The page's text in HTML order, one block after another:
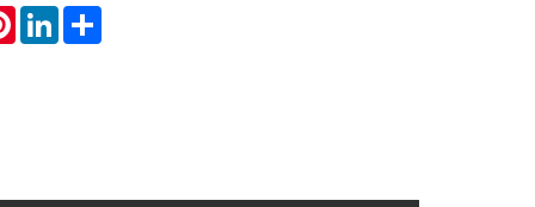
PinterestLinkedInShare